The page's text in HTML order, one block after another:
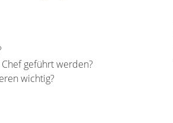
geführt werden?
wichtig?